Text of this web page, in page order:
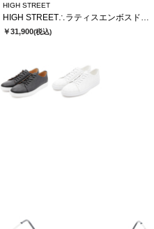
HIGH STREET
￥31,900(税込)